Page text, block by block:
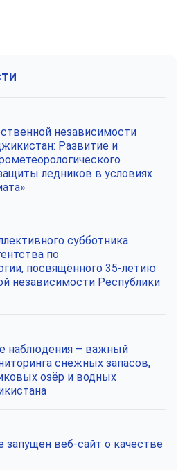
независимости
Развитие и
ледников в условиях
субботника
по
посвящённого 35-летию
независимости Республики
наблюдения – важный
снежных запасов,
озёр и водных
запущен веб-сайт о качестве